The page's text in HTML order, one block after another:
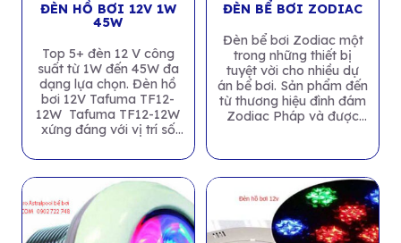
ĐÈN HỒ BƠI 12V 1W
45W
Top 5+ đèn 12 V công
suất từ 1W đến 45W đa
dạng lựa chọn. Đèn hồ
bơi 12V Tafuma TF12-
12W Tafuma TF12-12W
xứng đáng với vị trí số
ĐÈN BỂ BƠI ZODIAC
Đèn bể bơi Zodiac một
trong những thiết bị
tuyệt vời cho nhiều dự
án bể bơi. Sản phẩm đến
từ thương hiệu đình đám
Zodiac Pháp và được